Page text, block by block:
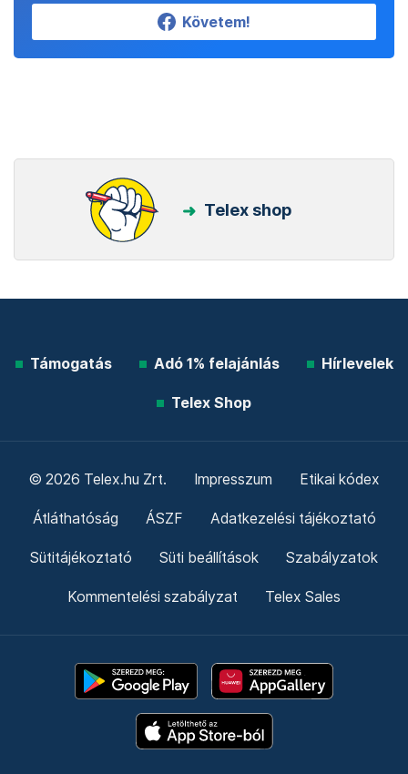
Követem!
Telex shop
Támogatás Adó 1% felajánlás Hírlevelek
Telex Shop
© 2026 Telex.hu Zrt. Impresszum Etikai kódex
Átláthatóság ÁSZF Adatkezelési tájékoztató
Sütitájékoztató Süti beállítások Szabályzatok
Kommentelési szabályzat Telex Sales